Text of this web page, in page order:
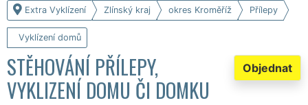
Extra Vyklízení Zlínský kraj okres Kroměříž Přílepy
Vyklízení domů
Objednat
STĚHOVÁNÍ PŘÍLEPY,
VYKLIZENÍ DOMU ČI DOMKU